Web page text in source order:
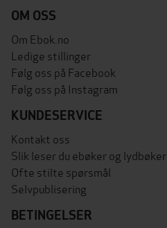
OM OSS
Om Ebok.no
Ledige stillinger
Følg oss på Facebook
Følg oss på Instagram
KUNDESERVICE
Kontakt oss
Slik leser du ebøker og lydbøker
Ofte stilte spørsmål
Selvpublisering
BETINGELSER